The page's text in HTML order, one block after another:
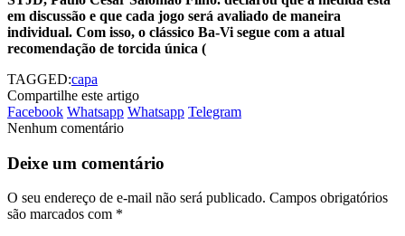
em discussão e que cada jogo será avaliado de maneira
individual. Com isso, o clássico Ba-Vi segue com a atual
recomendação de torcida única (
TAGGED:capa
Compartilhe este artigo
Facebook Whatsapp Whatsapp Telegram
Nenhum comentário
Deixe um comentário
O seu endereço de e-mail não será publicado. Campos obrigatórios
são marcados com *